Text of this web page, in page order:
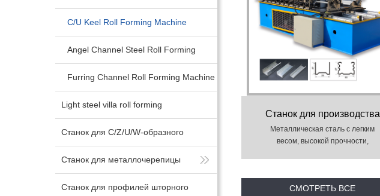
C/U Keel Roll Forming Machine
Angel Channel Steel Roll Forming
Machine
Furring Channel Roll Forming Machine
Light steel villa roll forming
machine
Станок для C/Z/U/W-образного
профиля стали
Станок для металлочерепицы
Станок для профилей шторного
Станок для производства
С/U образного профиля
Металлическая сталь с легким
весом, высокой прочности,
землетрясения, звукоизоляции и
так далее, но и имеет короткий
СМОТРЕТЬ ВСЕ